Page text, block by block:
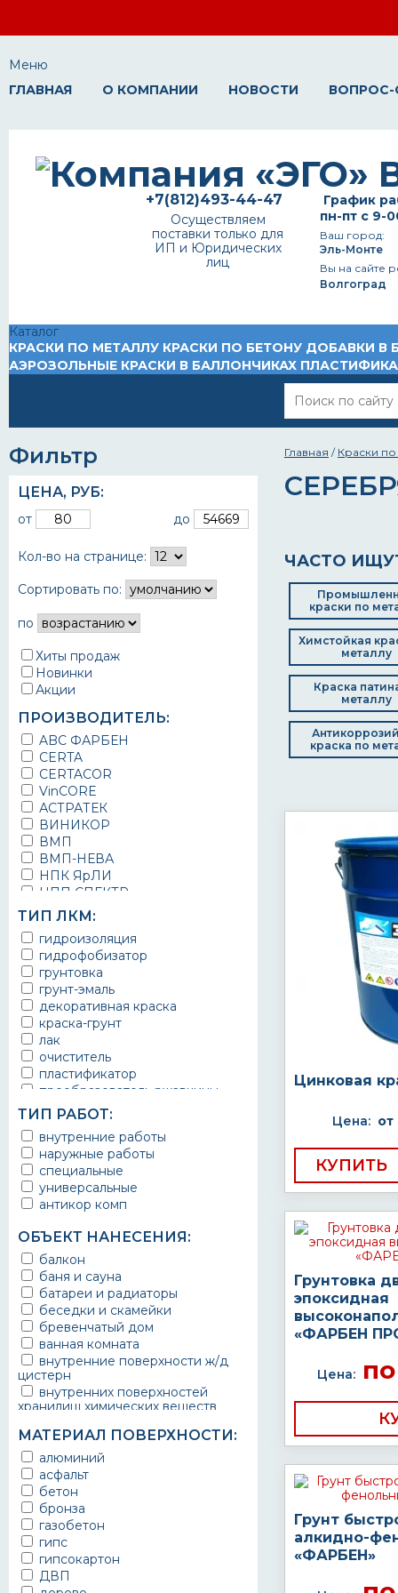
Меню
ГЛАВНАЯ
О КОМПАНИИ НОВОСТИ ВОПРОС-
График
пн-пт с 9-
Ваш город:
Эль-Монте
Вы на сайте
Волгоград
+7(812)493-44-47
Осуществляем
поставки только для
ИП и Юридических
лиц
Каталог
КРАСКИ ПО МЕТАЛЛУ КРАСКИ ПО БЕТОНУ ДОБАВКИ В
АЭРОЗОЛЬНЫЕ КРАСКИ В БАЛЛОНЧИКАХ
Фильтр
ЦЕНА, РУБ:
от до
Кол-во на странице:
Сортировать по:
по
Хиты продаж
Новинки
Акции
ПРОИЗВОДИТЕЛЬ:
ABC ФАРБЕН
CERTA
CERTACOR
VinCORE
АСТРАТЕК
ВИНИКОР
ВМП
ВМП-НЕВА
НПК ЯрЛИ
НПП СПЕКТР
НПФ ЭМАЛЬ
ТЕРМА
УРЕПЛЕН
ТИП ЛКМ:
гидроизоляция
гидрофобизатор
грунтовка
грунт-эмаль
декоративная краска
краска-грунт
лак
очиститель
пластификатор
преобразователь ржавчины
эмаль
Краска
Покрытие
грунт эмаль
защитное покрытие
ТИП РАБОТ:
внутренние работы
наружные работы
специальные
универсальные
антикор комп
ОБЪЕКТ НАНЕСЕНИЯ:
балкон
баня и сауна
батареи и радиаторы
беседки и скамейки
бревенчатый дом
ванная комната
внутренние поверхности ж/д
цистерн
внутренних поверхностей
хранилищ химических веществ
ворота
выхлопные системы
автомобилей
газопроводы
гараж
гидротехнические сооружения
городской транспорт
грузовые вагоны
двери металлические
детали двигателей
МАТЕРИАЛ ПОВЕРХНОСТИ:
алюминий
асфальт
бетон
бронза
газобетон
гипс
гипсокартон
ДВП
Главная / Краски
ЧАСТО
краски по
Химстойкая
металлу
Краска
металлу
краска по
Цинковая
Цена: от
КУПИТЬ
Грунтовка
эпоксидная
«ФАРБЕН
Цена:по
Грунт
алкидно-
«ФАРБЕН»